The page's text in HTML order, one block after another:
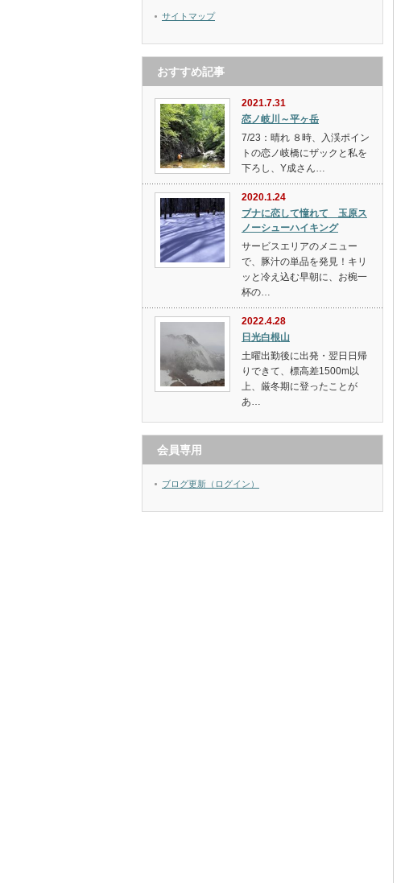
サイトマップ
おすすめ記事
2021.7.31
恋ノ岐川～平ヶ岳
7/23：晴れ ８時、入渓ポイン
トの恋ノ岐橋にザックと私を
下ろし、Y成さん…
2020.1.24
ブナに恋して憧れて 玉原ス
ノーシューハイキング
サービスエリアのメニュー
で、豚汁の単品を発見！キリ
ッと冷え込む早朝に、お椀一
杯の…
2022.4.28
日光白根山
土曜出勤後に出発・翌日日帰
りできて、標高差1500m以
上、厳冬期に登ったことが
あ…
会員専用
ブログ更新（ログイン）